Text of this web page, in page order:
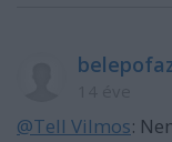
@Tell Vilmos: